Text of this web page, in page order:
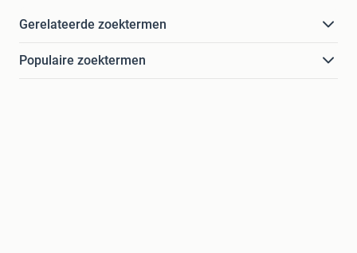
Gerelateerde zoektermen
Populaire zoektermen